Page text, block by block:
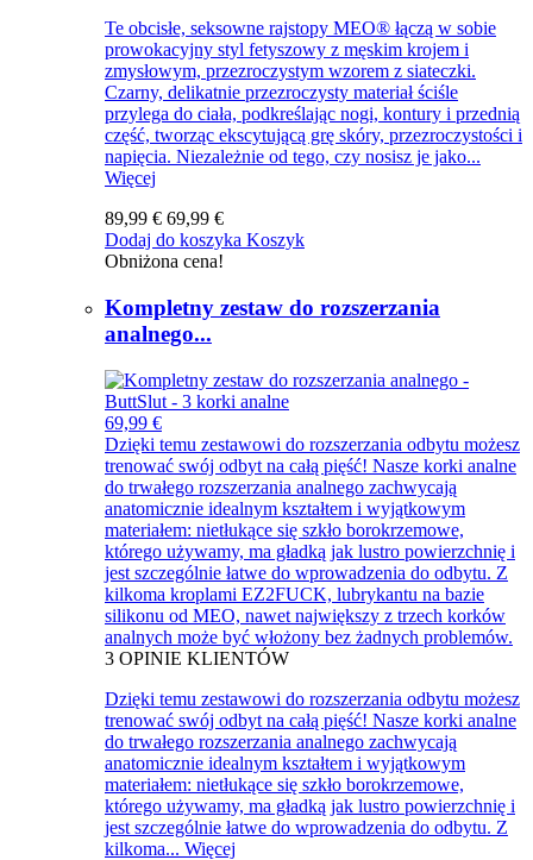
Te obcisłe, seksowne rajstopy MEO® łączą w sobie
prowokacyjny styl fetyszowy z męskim krojem i
zmysłowym, przezroczystym wzorem z siateczki.
Czarny, delikatnie przezroczysty materiał ściśle
przylega do ciała, podkreślając nogi, kontury i przednią
część, tworząc ekscytującą grę skóry, przezroczystości i
napięcia. Niezależnie od tego, czy nosisz je jako...
Więcej
89,99 € 69,99 €
Dodaj do koszyka Koszyk
Obniżona cena!
Kompletny zestaw do rozszerzania
analnego...
69,99 €
Dzięki temu zestawowi do rozszerzania odbytu możesz
trenować swój odbyt na całą pięść! Nasze korki analne
do trwałego rozszerzania analnego zachwycają
anatomicznie idealnym kształtem i wyjątkowym
materiałem: nietłukące się szkło borokrzemowe,
którego używamy, ma gładką jak lustro powierzchnię i
jest szczególnie łatwe do wprowadzenia do odbytu. Z
kilkoma kroplami EZ2FUCK, lubrykantu na bazie
silikonu od MEO, nawet największy z trzech korków
analnych może być włożony bez żadnych problemów.
3 OPINIE KLIENTÓW
Dzięki temu zestawowi do rozszerzania odbytu możesz
trenować swój odbyt na całą pięść! Nasze korki analne
do trwałego rozszerzania analnego zachwycają
anatomicznie idealnym kształtem i wyjątkowym
materiałem: nietłukące się szkło borokrzemowe,
którego używamy, ma gładką jak lustro powierzchnię i
jest szczególnie łatwe do wprowadzenia do odbytu. Z
kilkoma... Więcej